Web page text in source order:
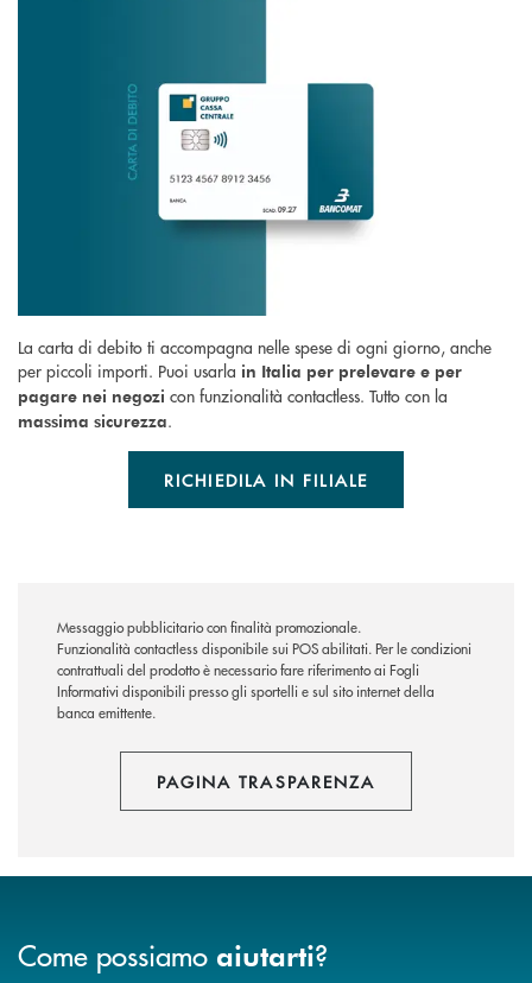
La carta di debito ti accompagna nelle spese di ogni giorno, anche
per piccoli importi. Puoi usarla in Italia per prelevare e per
pagare nei negozi con funzionalità contactless. Tutto con la
massima sicurezza.
RICHIEDILA IN FILIALE
Messaggio pubblicitario con finalità promozionale.
Funzionalità contactless disponibile sui POS abilitati. Per le condizioni
contrattuali del prodotto è necessario fare riferimento ai Fogli
Informativi disponibili presso gli sportelli e sul sito internet della
banca emittente.
PAGINA TRASPARENZA
Come possiamo aiutarti?